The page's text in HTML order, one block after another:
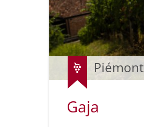
Piémont
Gaja